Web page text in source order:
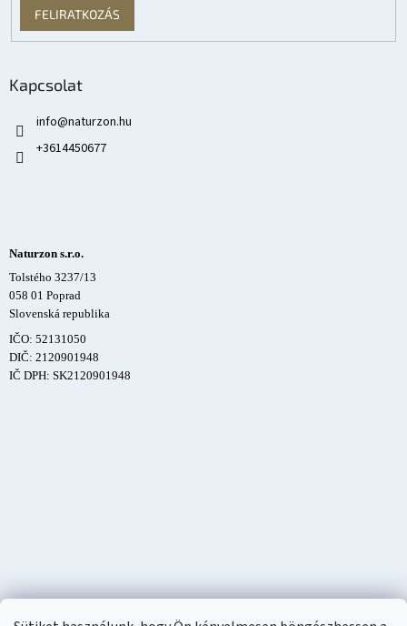
FELIRATKOZÁS
Kapcsolat
info@naturzon.hu
+3614450677
Naturzon s.r.o.
Tolstého 3237/13
058 01 Poprad
Slovenská republika
IČO: 52131050
DIČ: 2120901948
IČ DPH: SK2120901948